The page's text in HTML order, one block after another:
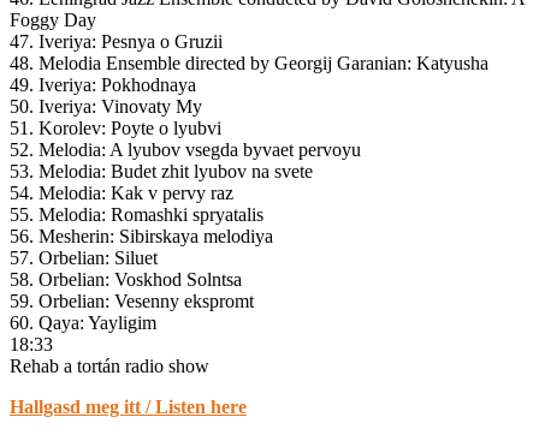
Foggy Day
47. Iveriya: Pesnya o Gruzii
48. Melodia Ensemble directed by Georgij Garanian: Katyusha
49. Iveriya: Pokhodnaya
50. Iveriya: Vinovaty My
51. Korolev: Poyte o lyubvi
52. Melodia: A lyubov vsegda byvaet pervoyu
53. Melodia: Budet zhit lyubov na svete
54. Melodia: Kak v pervy raz
55. Melodia: Romashki spryatalis
56. Mesherin: Sibirskaya melodiya
57. Orbelian: Siluet
58. Orbelian: Voskhod Solntsa
59. Orbelian: Vesenny ekspromt
60. Qaya: Yayligim
18:33
Rehab a tortán radio show
Hallgasd meg itt / Listen here